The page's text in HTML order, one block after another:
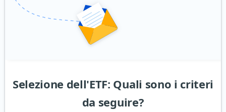
Selezione dell'ETF: Quali sono i criteri
da seguire?